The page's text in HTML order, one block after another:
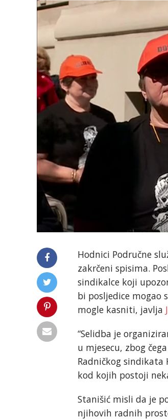
Hodnici Područne
zakrčeni spisima.
sindikalce koji
bi posljedice mogao
mogle kasniti, javlja
“Selidba je
u mjesecu, zbog
Radničkog
kod kojih postoji
Stanišić misli da je
njihovih radnih